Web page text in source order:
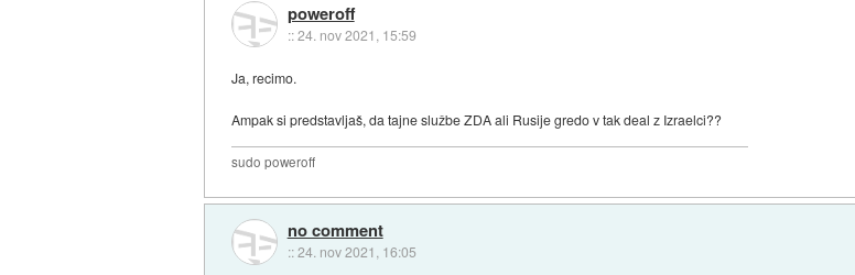
poweroff
::24. nov 2021, 15:59
Ja, recimo.
Ampak si predstavljaš, da tajne službe ZDA ali Rusije gredo v tak deal z Izraelci??
sudo poweroff
no comment
::24. nov 2021, 16:05